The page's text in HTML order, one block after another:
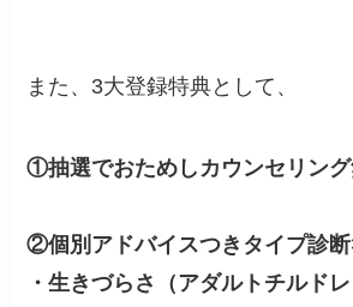
また、3大登録特典として、
①抽選でおためしカウンセリン
②個別アドバイスつきタイプ診
・生きづらさ（アダルトチルドレ